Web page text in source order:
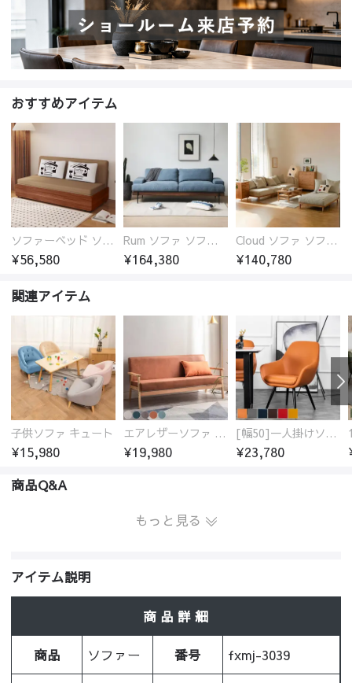
おすすめアイテム
ソファーベッド ソファベッド 2人 3人掛け 「幅100～180cm」ソファー ソファーベッド 1人掛け 2人掛け 3人掛け 収納付き 北欧 コンパクト-fsx-1005
¥56,580
Rum ソファ ソファー おしゃれ 1人掛け～4人掛け ウォールナットorオーク材フレーム 西海岸風 肘掛
¥164,380
Cloud ソファ ソファーおしゃれ 1人掛け～3人掛け チェリー材フレーム 木製 北欧 おしゃれ 5カラー 自由レイアウト
¥140,780
関連アイテム
子供ソファ キュート
¥15,980
エアレザーソファ おしゃれ 無地 1人用 二人掛け 3人掛け
¥19,980
[幅50]一人掛けソファ 高級合成皮革 コンパクト
¥23,780
商品Q&A
もっと見る
アイテム説明
商 品 詳 細
商品 ソファー 番号 fxmj-3039